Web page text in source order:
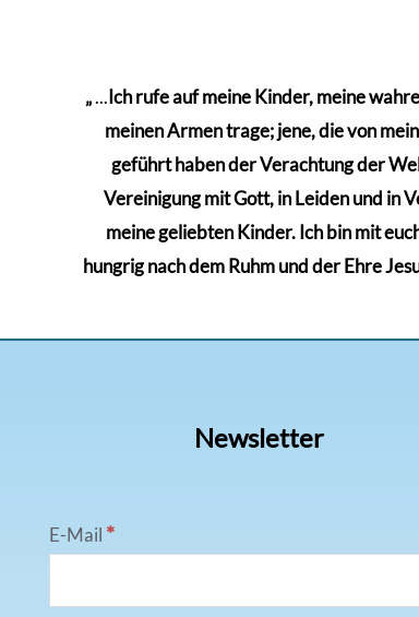
„...Ich rufe auf meine Kinder, meine
meinen Armen trage; jene, die von
geführt haben der Verachtung der
Vereinigung mit Gott, in Leiden und in
meine geliebten Kinder. Ich bin mit
hungrig nach dem Ruhm und der Ehre
Newsletter
E-Mail *